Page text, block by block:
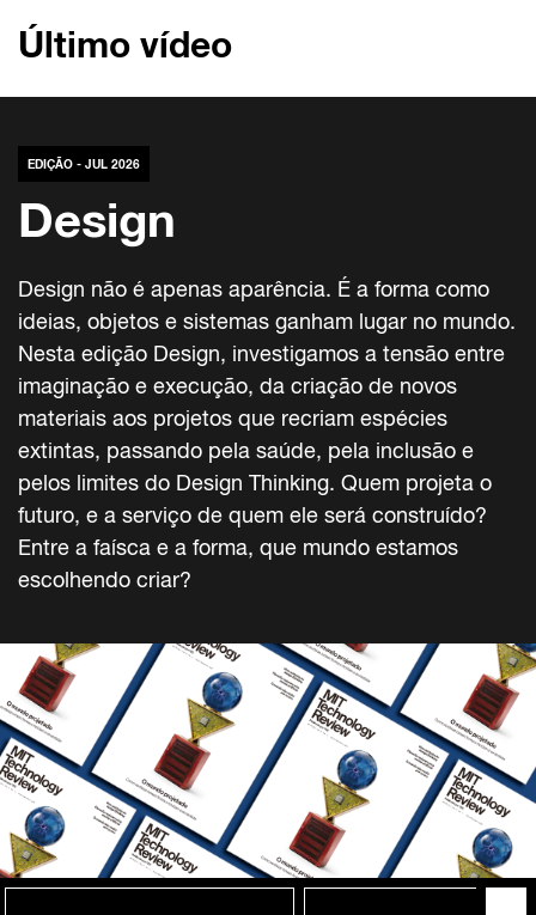
Último vídeo
EDIÇÃO - JUL 2026
Design
Design não é apenas aparência. É a forma como
ideias, objetos e sistemas ganham lugar no mundo.
Nesta edição Design, investigamos a tensão entre
imaginação e execução, da criação de novos
materiais aos projetos que recriam espécies
extintas, passando pela saúde, pela inclusão e
pelos limites do Design Thinking. Quem projeta o
futuro, e a serviço de quem ele será construído?
Entre a faísca e a forma, que mundo estamos
escolhendo criar?